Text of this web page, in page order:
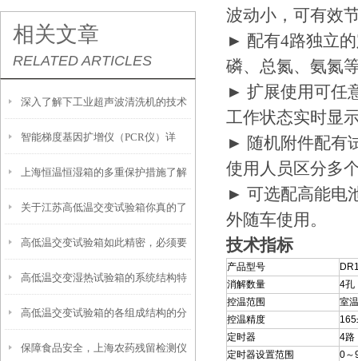
相关文章
RELATED ARTICLES
深入了解下工业超声波清洗机的技术
原理
智能梯度基因扩增仪（PCR仪）详
解：核心优势、应用场景及科学选购
指南
上海恒温恒湿箱的多重保护措施了解
关于江苏高低温交变试验箱你真的了
解吗？
高低温交变试验箱如此精密，必须要
小心呵护
高低温交变湿热试验箱的系统结构特
点介绍
高低温交变试验箱的各组成结构的分
工
保障食品安全，上海农药残留检测仪
波动小，可有效
► 配有4路独立
磷、总氮、氨氮
► 扩展使用可任
工作状态实时显
► 随机附件配有
使用人员区分多
► 可选配高能电
外随车使用。
技术指标
产品型号
消解数量
4孔
控温范围
室
控温精度
定时器
4路
定时器设置范围
0～